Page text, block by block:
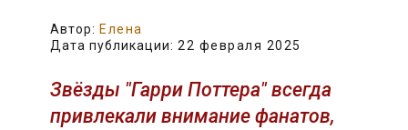
Автор: Елена
Дата публикации: 22 февраля 2025
Звёзды "Гарри Поттера" всегда
привлекали внимание фанатов,